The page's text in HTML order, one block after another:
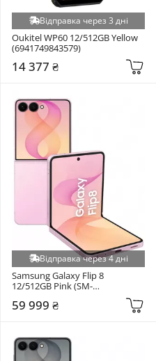
Відправка через 3 дні
Oukitel WP60 12/512GB Yellow
(6941749843579)
14 377 ₴
Відправка через 4 дні
Samsung Galaxy Flip 8
12/512GB Pink (SM-
59 999 ₴